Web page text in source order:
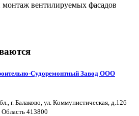
вентилируемых фасадов
Судоремонтный Завод ООО
г. Балаково, ул. Коммунистическая, д.126
Область 413800